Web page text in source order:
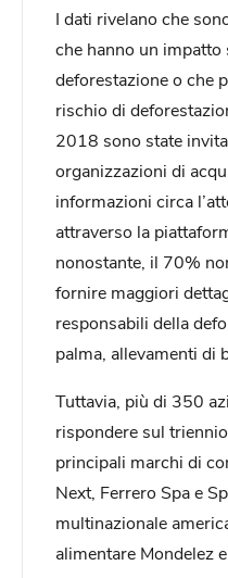
I dati rivelano che
che hanno un
deforestazione o che
rischio di
2018 sono state
organizzazioni di
informazioni circa
attraverso la
nonostante, il 70%
fornire maggiori
responsabili della
palma, allevamenti di
Tuttavia, più di 350
rispondere sul
principali marchi di
Next, Ferrero Spa e
multinazionale
alimentare Mondelez